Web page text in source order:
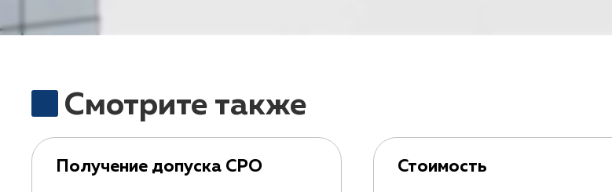
Смотрите также
Получение допуска СРО Стоимость